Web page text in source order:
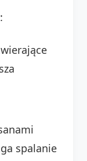
:
spalanie